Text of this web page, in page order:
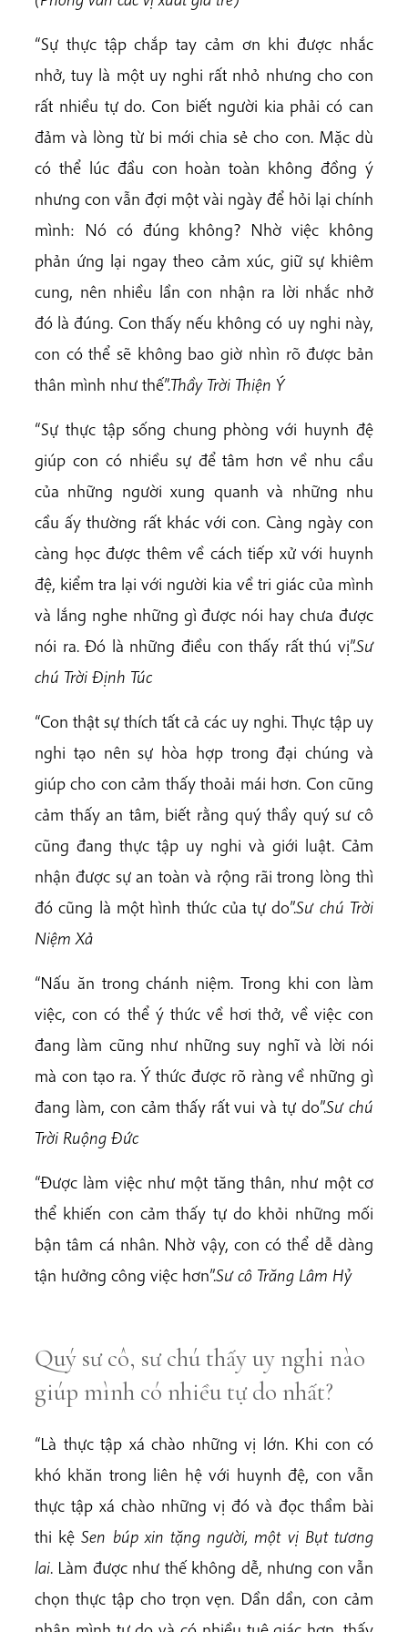
“Sự thực tập chắp tay cảm ơn khi được nhắc
nhở, tuy là một uy nghi rất nhỏ nhưng cho con
rất nhiều tự do. Con biết người kia phải có can
đảm và lòng từ bi mới chia sẻ cho con. Mặc dù
có thể lúc đầu con hoàn toàn không đồng ý
nhưng con vẫn đợi một vài ngày để hỏi lại chính
mình: Nó có đúng không? Nhờ việc không
phản ứng lại ngay theo cảm xúc, giữ sự khiêm
cung, nên nhiều lần con nhận ra lời nhắc nhở
đó là đúng. Con thấy nếu không có uy nghi này,
con có thể sẽ không bao giờ nhìn rõ được bản
thân mình như thế”.Thầy Trời Thiện Ý
“Sự thực tập sống chung phòng với huynh đệ
giúp con có nhiều sự để tâm hơn về nhu cầu
của những người xung quanh và những nhu
cầu ấy thường rất khác với con. Càng ngày con
càng học được thêm về cách tiếp xử với huynh
đệ, kiểm tra lại với người kia về tri giác của mình
và lắng nghe những gì được nói hay chưa được
nói ra. Đó là những điều con thấy rất thú vị”.Sư
chú Trời Định Túc
“Con thật sự thích tất cả các uy nghi. Thực tập uy
nghi tạo nên sự hòa hợp trong đại chúng và
giúp cho con cảm thấy thoải mái hơn. Con cũng
cảm thấy an tâm, biết rằng quý thầy quý sư cô
cũng đang thực tập uy nghi và giới luật. Cảm
nhận được sự an toàn và rộng rãi trong lòng thì
đó cũng là một hình thức của tự do”.Sư chú Trời
Niệm Xả
“Nấu ăn trong chánh niệm. Trong khi con làm
việc, con có thể ý thức về hơi thở, về việc con
đang làm cũng như những suy nghĩ và lời nói
mà con tạo ra. Ý thức được rõ ràng về những gì
đang làm, con cảm thấy rất vui và tự do”.Sư chú
Trời Ruộng Đức
“Được làm việc như một tăng thân, như một cơ
thể khiến con cảm thấy tự do khỏi những mối
bận tâm cá nhân. Nhờ vậy, con có thể dễ dàng
tận hưởng công việc hơn”.Sư cô Trăng Lâm Hỷ
Quý sư cô, sư chú thấy uy nghi nào
giúp mình có nhiều tự do nhất?
“Là thực tập xá chào những vị lớn. Khi con có
khó khăn trong liên hệ với huynh đệ, con vẫn
thực tập xá chào những vị đó và đọc thầm bài
thi kệSen búp xin tặng người, một vị Bụt tương
lai. Làm được như thế không dễ, nhưng con vẫn
chọn thực tập cho trọn vẹn. Dần dần, con cảm